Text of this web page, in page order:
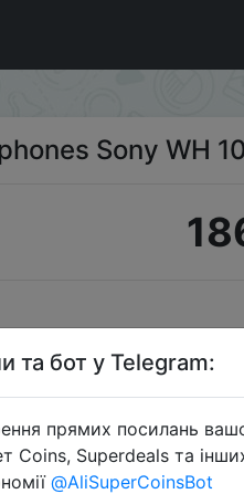
Sony WH
та бот у Telegram:
прямих посилань
Coins, Superdeals та
@AliSuperCoinsBot